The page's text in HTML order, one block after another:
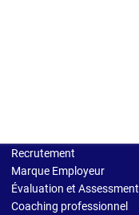
Recrutement
Marque Employeur
Évaluation et Assessment
Coaching professionnel